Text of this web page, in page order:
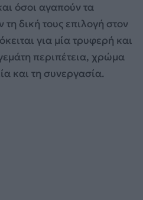
όσοι αγαπούν τα
δική τους επιλογή στον
για μία τρυφερή και
περιπέτεια, χρώμα
και τη συνεργασία.